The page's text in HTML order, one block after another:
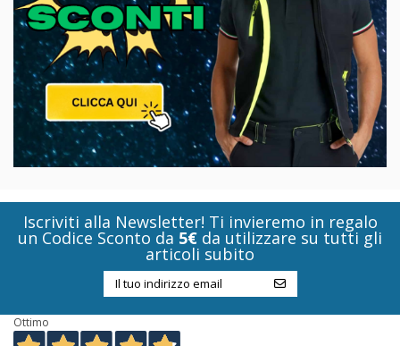
Iscriviti alla Newsletter! Ti invieremo in regalo
un Codice Sconto da 5€ da utilizzare su tutti gli
articoli subito
Ottimo